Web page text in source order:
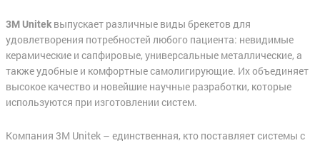
3М Unitekвыпускает различные виды брекетов для
удовлетворения потребностей любого пациента: невидимые
керамические и сапфировые, универсальные металлические, а
также удобные и комфортные самолигирующие. Их объединяет
высокое качество и новейшие научные разработки, которые
используются при изготовлении систем.
Компания 3M Unitek – единственная, кто поставляет системы с